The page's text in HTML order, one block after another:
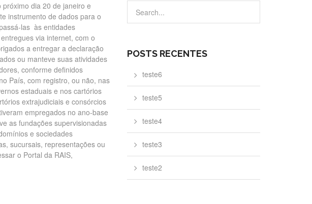
dia 20 de janeiro e
instrumento de dados para o
las às entidades
via internet, com o
a entregar a declaração
ou manteve suas atividades
conforme definidos
País, com registro, ou não, nas
estaduais e nos cartórios
extrajudiciais e consórcios
empregados no ano-base
as fundações supervisionadas
e sociedades
sucursais, representações ou
o Portal da RAIS,
POSTS RECENTES
teste6
teste5
teste4
teste3
teste2